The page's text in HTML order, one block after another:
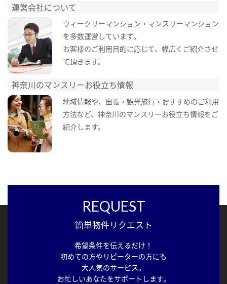
運営会社について
ウィークリーマンション・マンスリーマンション
を多数運営しています。
お客様のご利用目的に応じて、幅広くご紹介させ
て頂きます。
神奈川のマンスリーお役立ち情報
地域情報や、出張・観光旅行・おすすめのご利用
方法など、神奈川のマンスリーお役立ち情報をご
紹介します。
REQUEST
簡単物件リクエスト
希望条件を伝えるだけ！
初めての方やリピーターの方にも
大人気のサービス。
お忙しいあなたをサポートします。